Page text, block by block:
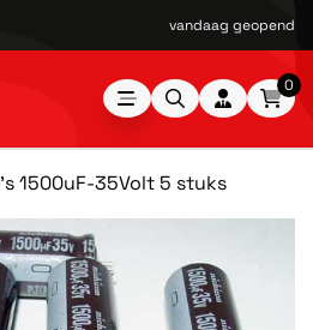
vandaag geopend
0
1500uF-35Volt 5 stuks